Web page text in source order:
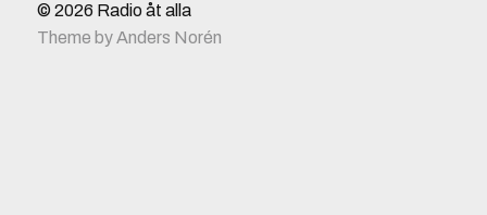
© 2026 Radio åt alla
Theme byAnders Norén